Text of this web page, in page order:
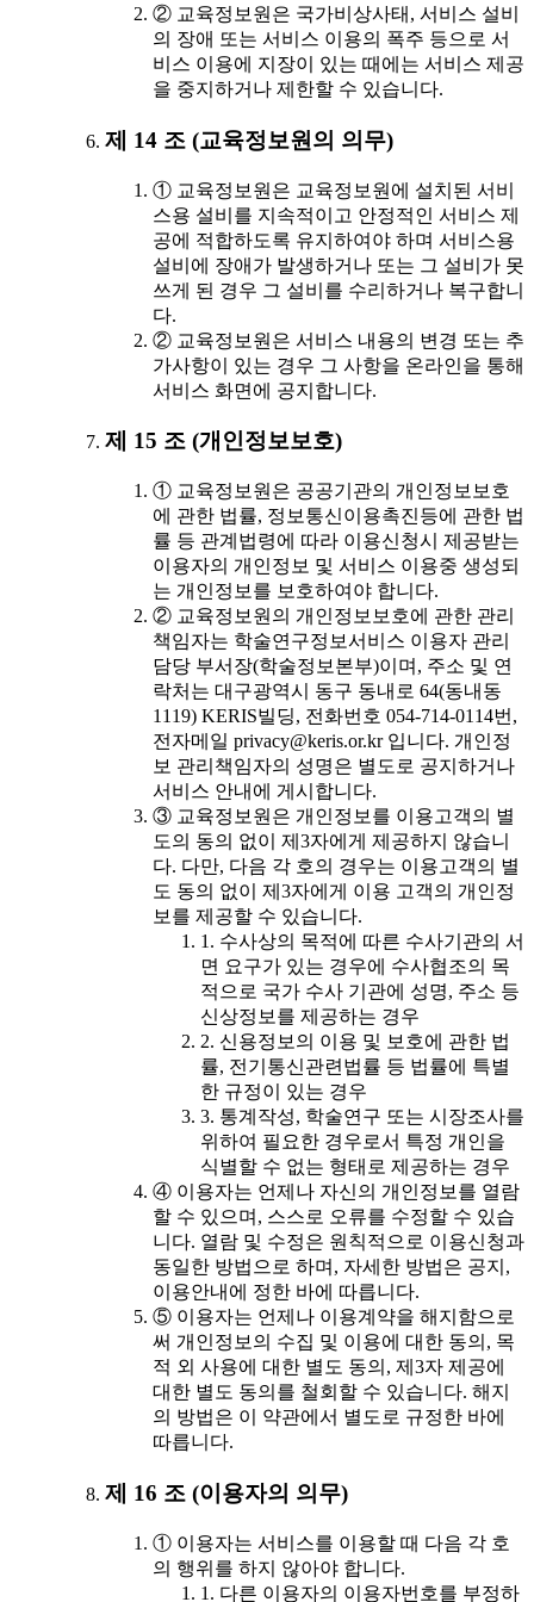
② 교육정보원은 국가비상사태, 서비스 설비
의 장애 또는 서비스 이용의 폭주 등으로 서
비스 이용에 지장이 있는 때에는 서비스 제공
을 중지하거나 제한할 수 있습니다.
제 14 조 (교육정보원의 의무)
① 교육정보원은 교육정보원에 설치된 서비
스용 설비를 지속적이고 안정적인 서비스 제
공에 적합하도록 유지하여야 하며 서비스용
설비에 장애가 발생하거나 또는 그 설비가 못
쓰게 된 경우 그 설비를 수리하거나 복구합니
다.
② 교육정보원은 서비스 내용의 변경 또는 추
가사항이 있는 경우 그 사항을 온라인을 통해
서비스 화면에 공지합니다.
제 15 조 (개인정보보호)
① 교육정보원은 공공기관의 개인정보보호
에 관한 법률, 정보통신이용촉진등에 관한 법
률 등 관계법령에 따라 이용신청시 제공받는
이용자의 개인정보 및 서비스 이용중 생성되
는 개인정보를 보호하여야 합니다.
② 교육정보원의 개인정보보호에 관한 관리
책임자는 학술연구정보서비스 이용자 관리
담당 부서장(학술정보본부)이며, 주소 및 연
락처는 대구광역시 동구 동내로 64(동내동
1119) KERIS빌딩, 전화번호 054-714-0114번,
전자메일 privacy@keris.or.kr 입니다. 개인정
보 관리책임자의 성명은 별도로 공지하거나
서비스 안내에 게시합니다.
③ 교육정보원은 개인정보를 이용고객의 별
도의 동의 없이 제3자에게 제공하지 않습니
다. 다만, 다음 각 호의 경우는 이용고객의 별
도 동의 없이 제3자에게 이용 고객의 개인정
보를 제공할 수 있습니다.
1. 수사상의 목적에 따른 수사기관의 서
면 요구가 있는 경우에 수사협조의 목
적으로 국가 수사 기관에 성명, 주소 등
신상정보를 제공하는 경우
2. 신용정보의 이용 및 보호에 관한 법
률, 전기통신관련법률 등 법률에 특별
한 규정이 있는 경우
3. 통계작성, 학술연구 또는 시장조사를
위하여 필요한 경우로서 특정 개인을
식별할 수 없는 형태로 제공하는 경우
④ 이용자는 언제나 자신의 개인정보를 열람
할 수 있으며, 스스로 오류를 수정할 수 있습
니다. 열람 및 수정은 원칙적으로 이용신청과
동일한 방법으로 하며, 자세한 방법은 공지,
이용안내에 정한 바에 따릅니다.
⑤ 이용자는 언제나 이용계약을 해지함으로
써 개인정보의 수집 및 이용에 대한 동의, 목
적 외 사용에 대한 별도 동의, 제3자 제공에
대한 별도 동의를 철회할 수 있습니다. 해지
의 방법은 이 약관에서 별도로 규정한 바에
따릅니다.
제 16 조 (이용자의 의무)
① 이용자는 서비스를 이용할 때 다음 각 호
의 행위를 하지 않아야 합니다.
1. 다른 이용자의 이용자번호를 부정하